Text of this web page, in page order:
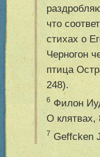
что
стихах о
Черногон
птица
248).
6 Филон
О клятвах,
7 Geffcken